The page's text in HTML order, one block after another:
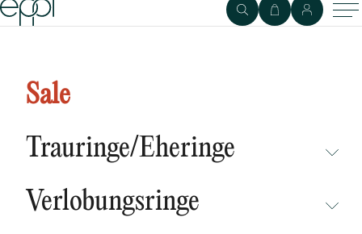
Sale
Trauringe/Eheringe
NEUHEITEN
Verlobungsringe
Grown Diamanten Ruben